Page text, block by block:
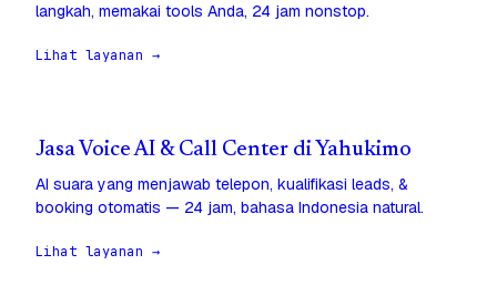
langkah, memakai tools Anda, 24 jam nonstop.
Lihat layanan →
Jasa Voice AI & Call Center di Yahukimo
AI suara yang menjawab telepon, kualifikasi leads, &
booking otomatis — 24 jam, bahasa Indonesia natural.
Lihat layanan →